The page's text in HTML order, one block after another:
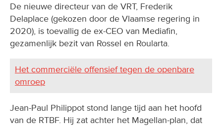
De nieuwe directeur van de VRT, Frederik
Delaplace (gekozen door de Vlaamse regering in
2020), is toevallig de ex-CEO van Mediafin,
gezamenlijk bezit van Rossel en Roularta.
Het commerciële offensief tegen de openbare
omroep
Jean-Paul Philippot stond lange tijd aan het hoofd
van de RTBF. Hij zat achter het Magellan-plan, dat